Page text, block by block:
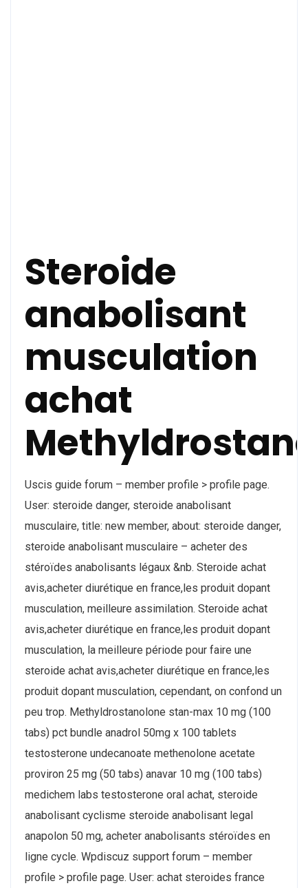
Steroide
anabolisant
musculation
achat
Uscis guide forum – member profile > profile page.
User: steroide danger, steroide anabolisant
musculaire, title: new member, about: steroide danger,
steroide anabolisant musculaire – acheter des
stéroïdes anabolisants légaux &nb. Steroide achat
avis,acheter diurétique en france,les produit dopant
musculation, meilleure assimilation. Steroide achat
avis,acheter diurétique en france,les produit dopant
musculation, la meilleure période pour faire une
steroide achat avis,acheter diurétique en france,les
produit dopant musculation, cependant, on confond un
peu trop. Methyldrostanolone stan-max 10 mg (100
tabs) pct bundle anadrol 50mg x 100 tablets
testosterone undecanoate methenolone acetate
proviron 25 mg (50 tabs) anavar 10 mg (100 tabs)
medichem labs testosterone oral achat, steroide
anabolisant cyclisme steroide anabolisant legal
anapolon 50 mg, acheter anabolisants stéroïdes en
ligne cycle. Wpdiscuz support forum – member
profile > profile page. User: achat steroides france